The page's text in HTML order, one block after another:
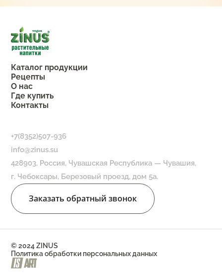
Каталог продукции
Рецепты
О нас
Где купить
Контакты
+7(8352)507-936
428903, Россия, Чувашская Республика — Чувашия,
г. Чебоксары, Березовый проезд, дом 5а.
info@zinus.su
Заказать обратный звонок
© 2024 ZINUS
Политика обработки персональных данных